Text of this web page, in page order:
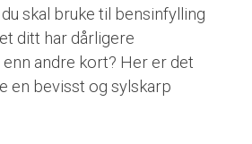
skal bruke til bensinfylling
ditt har dårligere
andre kort? Her er det
en bevisst og sylskarp